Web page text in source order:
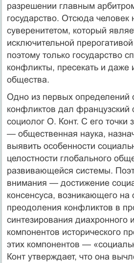
разре­шении главным
государство. Отсюда человек
суверенитетом, который
исключительной
поэтому только государство
конфликты, пресекать и даже
об­щества.
Одно из первых определений
конфликтов дал
социолог О. Конт. С его точки
— общественная наука,
вы­явить особенности
целостности глобального
развивающейся системы.
внимания — достижение
консенсуса, возникающего на
преодоления конфликтов в
синтезирования диахронного
компонентов исто­рического
этих компонентов —
Конт утверждает, что она